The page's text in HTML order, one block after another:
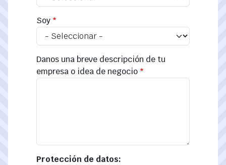
Soy
Danos una breve descripción de tu
empresa o idea de negocio
Protección de datos: